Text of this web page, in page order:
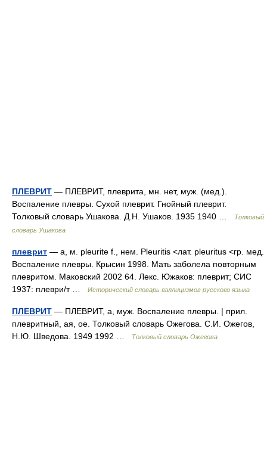
ПЛЕВРИТ — ПЛЕВРИТ, плеврита, мн. нет, муж. (мед.).
Воспаление плевры. Сухой плеврит. Гнойный плеврит.
Толковый словарь Ушакова. Д.Н. Ушаков. 1935 1940 …
Толковый
словарь Ушакова
плеврит — а, м. pleurite f., нем. Pleuritis <лат. pleuritus <гр. мед.
Воспаление плевры. Крысин 1998. Мать заболела повторным
плевритом. Маковский 2002 64. Лекс. Южаков: плеврит; СИС
1937: плеври/т …
Исторический словарь галлицизмов русского языка
ПЛЕВРИТ — ПЛЕВРИТ, а, муж. Воспаление плевры. | прил.
плевритный, ая, ое. Толковый словарь Ожегова. С.И. Ожегов,
Н.Ю. Шведова. 1949 1992 …
Толковый словарь Ожегова